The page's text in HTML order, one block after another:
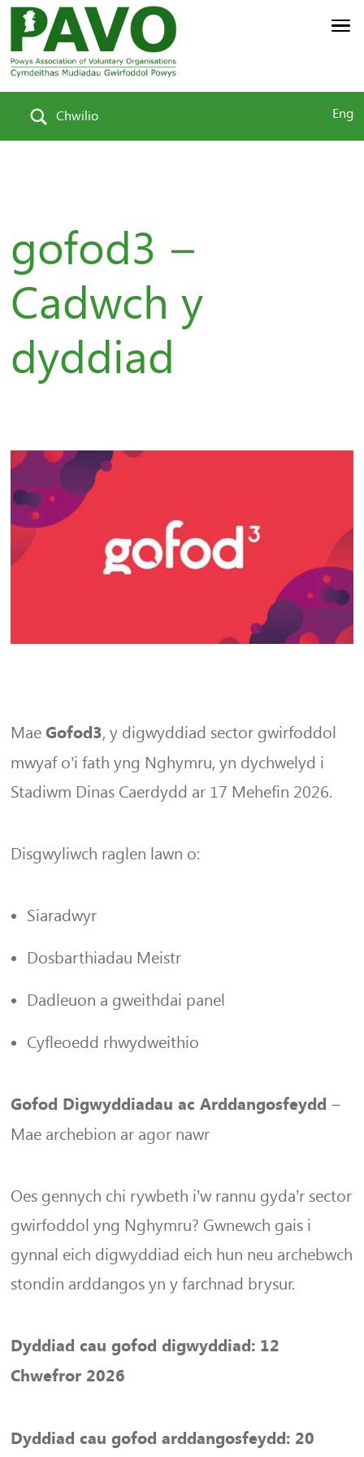
Chwilio Eng
gofod3 –
Cadwch y
dyddiad
MaeGofod3, y digwyddiad sector gwirfoddol
mwyaf o’i fath yng Nghymru, yn dychwelyd i
Stadiwm Dinas Caerdydd ar 17 Mehefin 2026.
Disgwyliwch raglen lawn o:
Siaradwyr
Dosbarthiadau Meistr
Dadleuon a gweithdai panel
Cyfleoedd rhwydweithio
Gofod Digwyddiadau ac Arddangosfeydd –
Mae archebion ar agor nawr
Oes gennych chi rywbeth i’w rannu gyda’r sector
gwirfoddol yng Nghymru? Gwnewch gais i
gynnal eich digwyddiad eich hun neu archebwch
stondin arddangos yn y farchnad brysur.
Dyddiad cau gofod digwyddiad: 12
Chwefror 2026
Dyddiad cau gofod arddangosfeydd: 20